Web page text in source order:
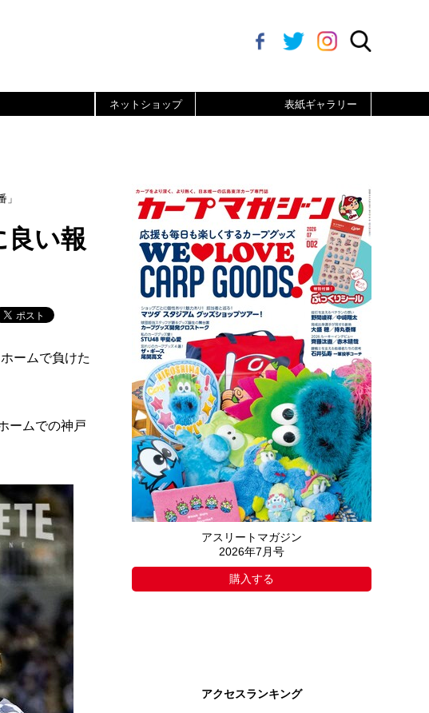
ネットショップ 表紙ギャラリー
良い報
ームで負けた
ームでの神戸
アスリートマガジン
2026年7月号
購入する
アクセスランキング